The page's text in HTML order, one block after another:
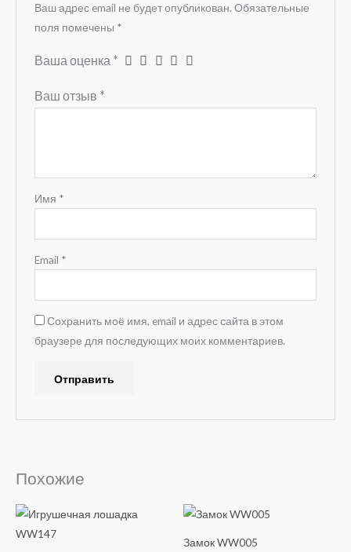
Ваш адрес email не будет опубликован. Обязательные
поля помечены *
Ваша оценка *
Ваш отзыв *
Имя *
Email *
Сохранить моё имя, email и адрес сайта в этом
браузере для последующих моих комментариев.
n
a
Похожие
Замок WW005